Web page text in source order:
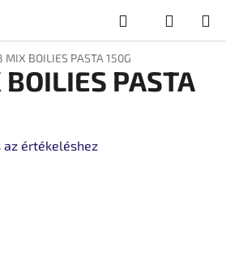
Keresés
MIX BOILIES PASTA 150G
PASTA
az értékeléshez